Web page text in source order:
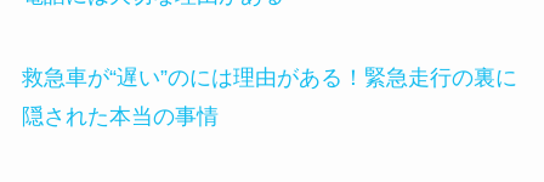
救急車が“遅い”のには理由がある！緊急走行の裏に
隠された本当の事情